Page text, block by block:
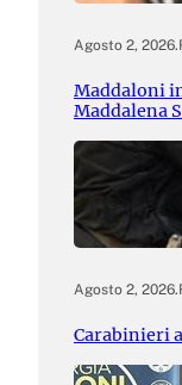
Agosto 2, 2026.
Maddaloni
Maddalena
Agosto 2, 2026.
Carabinieri